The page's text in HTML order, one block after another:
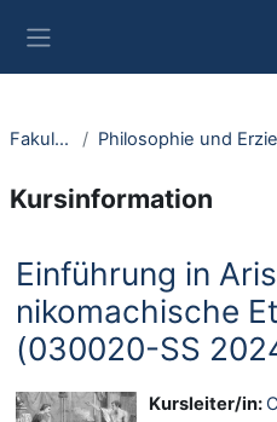
Fakultäten
Kursinformation
Einführung in
nikomachische
(030020-SS
Kursleiter/in: